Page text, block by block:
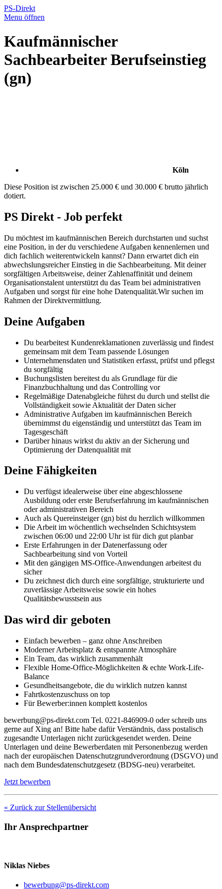
PS-Direkt
Menu öffnen
Kaufmännischer
Sachbearbeiter Berufseinstieg
(gn)
Köln
Diese Position ist zwischen 25.000 € und 30.000 € brutto jährlich
dotiert.
PS Direkt - Job perfekt
Du möchtest im kaufmännischen Bereich durchstarten und suchst
eine Position, in der du verschiedene Aufgaben kennenlernen und
dich fachlich weiterentwickeln kannst? Dann erwartet dich ein
abwechslungsreicher Einstieg in die Sachbearbeitung. Mit deiner
sorgfältigen Arbeitsweise, deiner Zahlenaffinität und deinem
Organisationstalent unterstützt du das Team bei administrativen
Aufgaben und sorgst für eine hohe Datenqualität.Wir suchen im
Rahmen der Direktvermittlung.
Deine Aufgaben
Du bearbeitest Kundenreklamationen zuverlässig und findest
gemeinsam mit dem Team passende Lösungen
Unternehmensdaten und Statistiken erfasst, prüfst und pflegst
du sorgfältig
Buchungslisten bereitest du als Grundlage für die
Finanzbuchhaltung und das Controlling vor
Regelmäßige Datenabgleiche führst du durch und stellst die
Vollständigkeit sowie Aktualität der Daten sicher
Administrative Aufgaben im kaufmännischen Bereich
übernimmst du eigenständig und unterstützt das Team im
Tagesgeschäft
Darüber hinaus wirkst du aktiv an der Sicherung und
Optimierung der Datenqualität mit
Deine Fähigkeiten
Du verfügst idealerweise über eine abgeschlossene
Ausbildung oder erste Berufserfahrung im kaufmännischen
oder administrativen Bereich
Auch als Quereinsteiger (gn) bist du herzlich willkommen
Die Arbeit im wöchentlich wechselnden Schichtsystem
zwischen 06:00 und 22:00 Uhr ist für dich gut planbar
Erste Erfahrungen in der Datenerfassung oder
Sachbearbeitung sind von Vorteil
Mit den gängigen MS-Office-Anwendungen arbeitest du
sicher
Du zeichnest dich durch eine sorgfältige, strukturierte und
zuverlässige Arbeitsweise sowie ein hohes
Qualitätsbewusstsein aus
Das wird dir geboten
Einfach bewerben – ganz ohne Anschreiben
Moderner Arbeitsplatz & entspannte Atmosphäre
Ein Team, das wirklich zusammenhält
Flexible Home-Office-Möglichkeiten & echte Work-Life-
Balance
Gesundheitsangebote, die du wirklich nutzen kannst
Fahrtkostenzuschuss on top
Für Bewerber:innen komplett kostenlos
bewerbung@ps-direkt.com Tel. 0221-846909-0 oder schreib uns
gerne auf Xing an! Bitte habe dafür Verständnis, dass postalisch
zugesandte Unterlagen nicht zurückgesendet werden. Deine
Unterlagen und deine Bewerberdaten mit Personenbezug werden
nach der europäischen Datenschutzgrundverordnung (DSGVO) und
nach dem Bundesdatenschutzgesetz (BDSG-neu) verarbeitet.
Jetzt bewerben
« Zurück zur Stellenübersicht
Ihr Ansprechpartner
Niklas Niebes
bewerbung@ps-direkt.com